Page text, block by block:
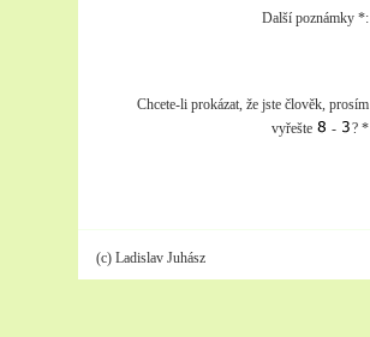
Další poznámky *:
Chcete-li prokázat, že jste člověk, prosím
vyřešte
- ? *
(c) Ladislav Juhász